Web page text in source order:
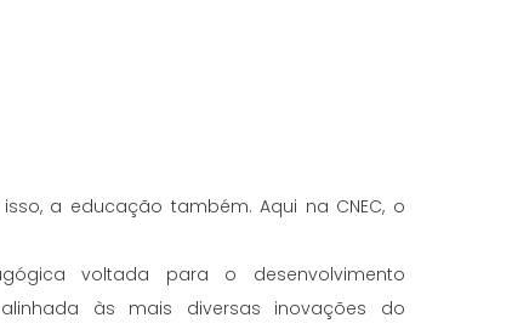
a educação também. Aqui na CNEC, o
voltada para o desenvolvimento
às mais diversas inovações do